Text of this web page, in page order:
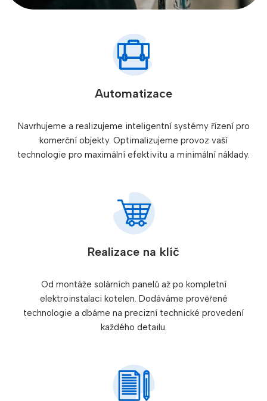
Automatizace
Navrhujeme a realizujeme inteligentní systémy řízení pro
komerční objekty. Optimalizujeme provoz vaší
technologie pro maximální efektivitu a minimální náklady.
Realizace na klíč
Od montáže solárních panelů až po kompletní
elektroinstalaci kotelen. Dodáváme prověřené
technologie a dbáme na precizní technické provedení
každého detailu.